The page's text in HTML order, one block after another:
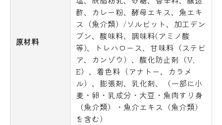
原材料
酢、カレー粉、酵母エキス、魚エキ
ス（魚介類）/ソルビット、加工デン
プン、酸味料、調味料(アミノ酸
等)、トレハロース、甘味料（ステビ
ア、カンゾウ）、酸化防止剤（V.
E）、着色料（アナトー、カラメ
ル）、膨張剤、乳化剤、（一部に小
麦・卵・乳成分・大豆・魚肉すり身
（魚介類）・魚介エキス（魚介類）
を含む）